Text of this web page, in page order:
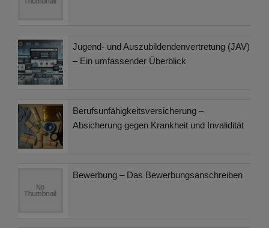
Jugend- und Auszubildendenvertretung (JAV)
– Ein umfassender Überblick
Berufsunfähigkeitsversicherung –
Absicherung gegen Krankheit und Invalidität
Bewerbung – Das Bewerbungsanschreiben